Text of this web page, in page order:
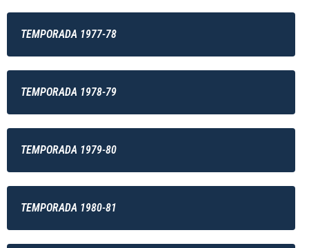
TEMPORADA 1977-78
TEMPORADA 1978-79
TEMPORADA 1979-80
TEMPORADA 1980-81